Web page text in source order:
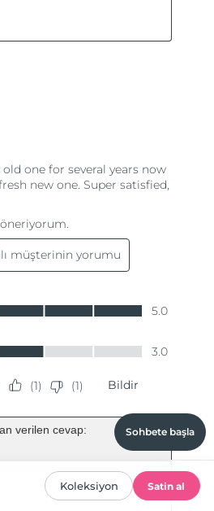
Sohbete başla
Koleksiyon Satin al